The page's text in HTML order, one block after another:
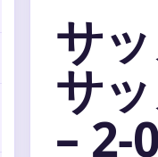
サ
サ
– 2-